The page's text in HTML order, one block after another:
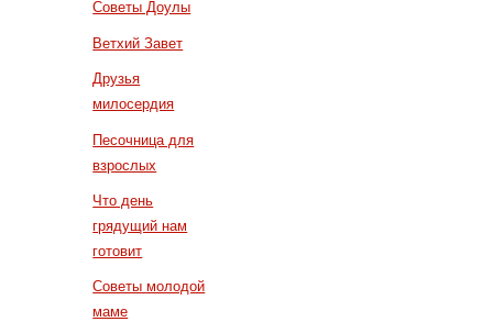
Советы Доулы
Ветхий Завет
Друзья
милосердия
Песочница для
взрослых
Что день
грядущий нам
готовит
Советы молодой
маме